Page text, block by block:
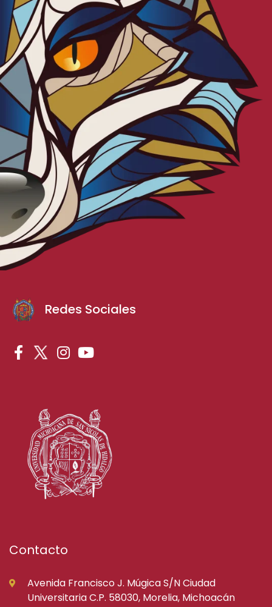
Redes Sociales
Contacto
Avenida Francisco J. Múgica S/N Ciudad
Universitaria C.P. 58030, Morelia, Michoacán